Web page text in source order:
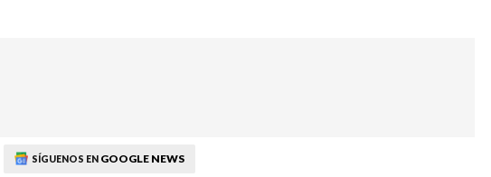
SÍGUENOS EN GOOGLE NEWS